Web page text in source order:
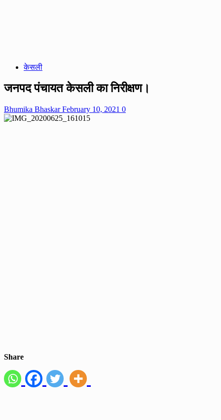
केसली
जनपद पंचायत केसली का निरीक्षण।
Bhumika BhaskarFebruary 10, 2021 0
Share